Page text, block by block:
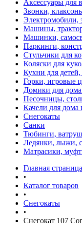
Аксессуары для
Звонки,
Электромобили,
Машины,
Машинки,
Паркинги,
Стульчики для
Коляски для
Кухни для
Горки, игровые
Домики для
Песочницы,
Качели для дома
Снегокаты
Санки
Тюбинги,
Ледянки, лыжи,
Матрасики,
Главная страница
•
Каталог товаров
•
Снегокаты
•
Снегокат 107